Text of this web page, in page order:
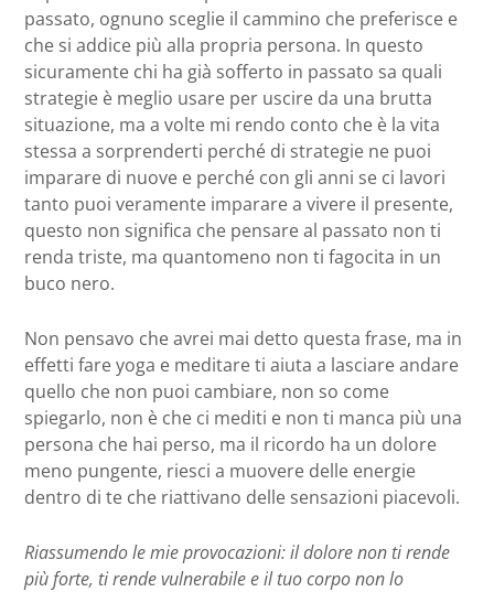
passato, ognuno sceglie il cammino che preferisce e
che si addice più alla propria persona. In questo
sicuramente chi ha già sofferto in passato sa quali
strategie è meglio usare per uscire da una brutta
situazione, ma a volte mi rendo conto che è la vita
stessa a sorprenderti perché di strategie ne puoi
imparare di nuove e perché con gli anni se ci lavori
tanto puoi veramente imparare a vivere il presente,
questo non significa che pensare al passato non ti
renda triste, ma quantomeno non ti fagocita in un
buco nero.
Non pensavo che avrei mai detto questa frase, ma in
effetti fare yoga e meditare ti aiuta a lasciare andare
quello che non puoi cambiare, non so come
spiegarlo, non è che ci mediti e non ti manca più una
persona che hai perso, ma il ricordo ha un dolore
meno pungente, riesci a muovere delle energie
dentro di te che riattivano delle sensazioni piacevoli.
Riassumendo le mie provocazioni: il dolore non ti rende
più forte, ti rende vulnerabile e il tuo corpo non lo